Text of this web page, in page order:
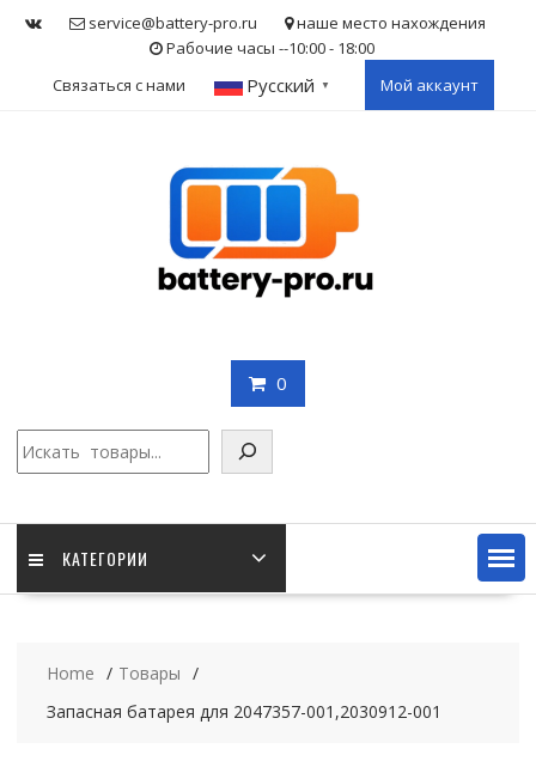
service@battery-pro.ru
наше место нахождения
Рабочие часы --10:00 - 18:00
Связаться с нами
Русский ▼ Мой аккаунт
0
КАТЕГОРИИ
Home
Товары
Запасная батарея для 2047357-001,2030912-001